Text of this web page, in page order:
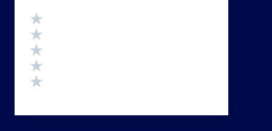
Valutazione